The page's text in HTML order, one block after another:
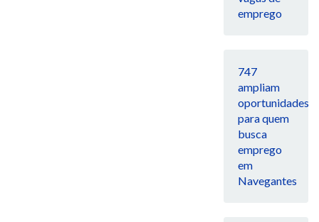
emprego
747
ampliam
oportunidades
para quem
busca
emprego
em
Navegantes